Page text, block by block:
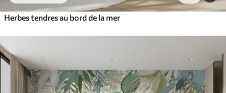
Herbes tendres au bord de la mer